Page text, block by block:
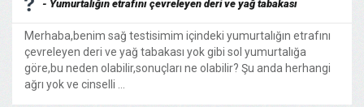
- Yumurtalığın etrafını çevreleyen deri ve yağ tabakası
Merhaba,benim sağ testisimim içindeki yumurtalığın etrafını
çevreleyen deri ve yağ tabakası yok gibi sol yumurtalığa
göre,bu neden olabilir,sonuçları ne olabilir? Şu anda herhangi
ağrı yok ve cinselli ...